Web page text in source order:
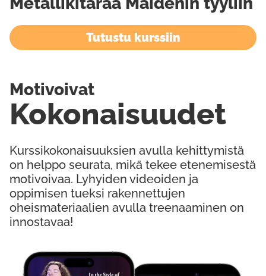
Tutustu kurssiin
Kurssikokonaisuuksien avulla kehittymistä
on helppo seurata, mikä tekee etenemisestä
motivoivaa. Lyhyiden videoiden ja
oppimisen tueksi rakennettujen
oheismateriaalien avulla treenaaminen on
innostavaa!
Kokonaisuudet
Motivoivat